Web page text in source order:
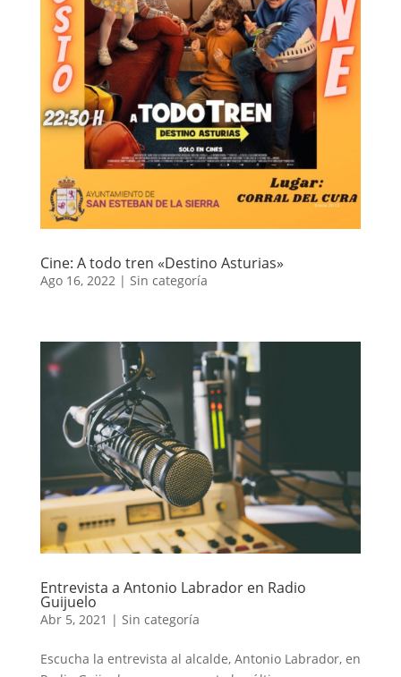
Cine: A todo tren «Destino Asturias»
Ago 16, 2022| Sin categoría
Entrevista a Antonio Labrador en Radio
Guijuelo
Abr 5, 2021 | Sin categoría
Escucha la entrevista al alcalde, Antonio Labrador, en